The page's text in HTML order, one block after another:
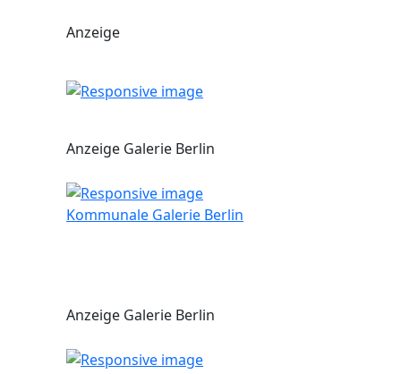
Anzeige
Anzeige Galerie Berlin
Kommunale Galerie Berlin
Anzeige Galerie Berlin